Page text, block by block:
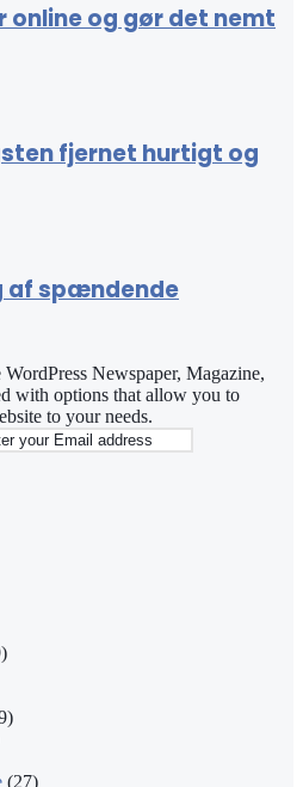
online og gør det nemt
fjernet hurtigt og
af spændende
Newspaper, Magazine,
with options that allow you to
to your needs.
(27)